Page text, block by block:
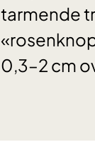
tarmende
0,3–2 cm